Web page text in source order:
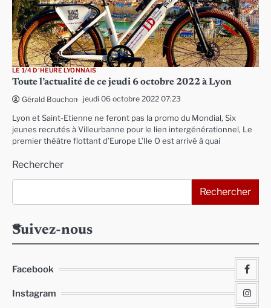
LE 1/4 D'HEURE LYONNAIS
Toute l’actualité de ce jeudi 6 octobre 2022 à Lyon
Gérald Bouchon jeudi 06 octobre 2022 07:23
Lyon et Saint-Etienne ne feront pas la promo du Mondial, Six
jeunes recrutés à Villeurbanne pour le lien intergénérationnel, Le
premier théâtre flottant d’Europe L’Ile O est arrivé à quai
Rechercher
Rechercher
Suivez-nous
Facebook
Instagram